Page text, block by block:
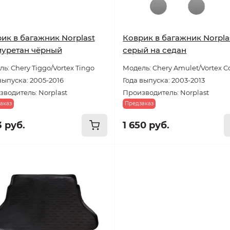
в багажник Norplast
чёрный
Chery Tiggo/Vortex Tingo
2005-2016
Norplast
руб.
Коврик в багажник
серый на седан
Модель: Chery Amulet/Vortex
Года выпуска: 2003-2013
Производитель: Norplast
Предзаказ
1 650 руб.